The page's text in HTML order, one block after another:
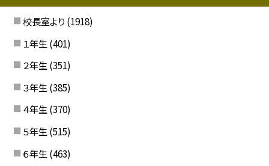
校長室より (1918)
１年生 (401)
２年生 (351)
３年生 (385)
４年生 (370)
５年生 (515)
６年生 (463)